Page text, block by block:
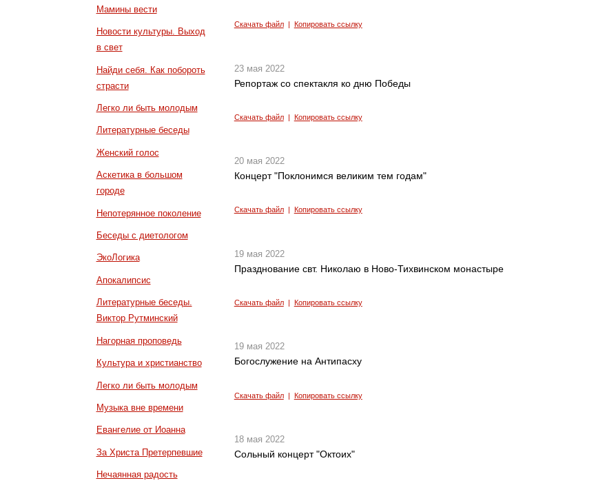
Мамины вести
Новости культуры. Выход
в свет
Найди себя. Как побороть
страсти
Легко ли быть молодым
Литературные беседы
Женский голос
Аскетика в большом
городе
Непотерянное поколение
Беседы с диетологом
ЭкоЛогика
Апокалипсис
Литературные беседы.
Виктор Рутминский
Нагорная проповедь
Культура и христианство
Легко ли быть молодым
Музыка вне времени
Евангелие от Иоанна
За Христа Претерпевшие
Нечаянная радость
Скачать файл| Копировать ссылку
23 мая 2022
Репортаж со спектакля ко дню Победы
Скачать файл| Копировать ссылку
20 мая 2022
Концерт "Поклонимся великим тем годам"
Скачать файл| Копировать ссылку
19 мая 2022
Празднование свт. Николаю в Ново-Тихвинском монастыре
Скачать файл| Копировать ссылку
19 мая 2022
Богослужение на Антипасху
Скачать файл| Копировать ссылку
18 мая 2022
Сольный концерт "Октоих"